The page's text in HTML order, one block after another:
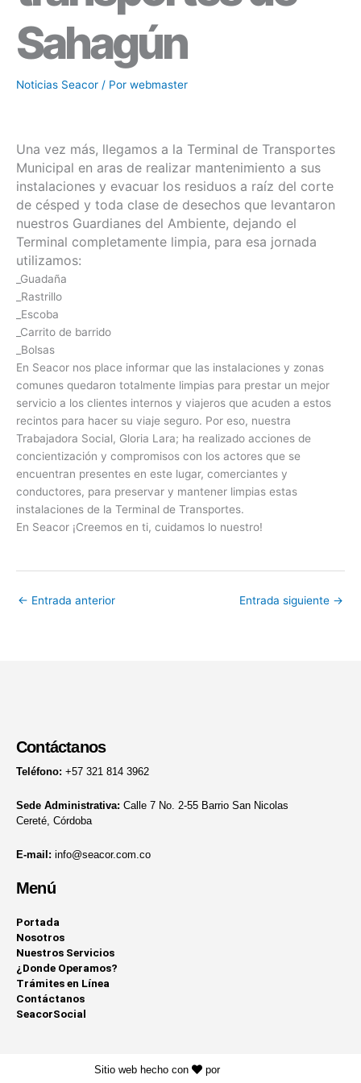
Sahagún
Noticias Seacor / Por webmaster
Una vez más, llegamos a la Terminal de Transportes
Municipal en aras de realizar mantenimiento a sus
instalaciones y evacuar los residuos a raíz del corte
de césped y toda clase de desechos que levantaron
nuestros Guardianes del Ambiente, dejando el
Terminal completamente limpia, para esa jornada
utilizamos:
_Guadaña
_Rastrillo
_Escoba
_Carrito de barrido
_Bolsas
En Seacor nos place informar que las instalaciones y zonas
comunes quedaron totalmente limpias para prestar un mejor
servicio a los clientes internos y viajeros que acuden a estos
recintos para hacer su viaje seguro. Por eso, nuestra
Trabajadora Social, Gloria Lara; ha realizado acciones de
concientización y compromisos con los actores que se
encuentran presentes en este lugar, comerciantes y
conductores, para preservar y mantener limpias estas
instalaciones de la Terminal de Transportes.
En Seacor ¡Creemos en ti, cuidamos lo nuestro!
← Entrada anterior Entrada siguiente →
Contáctanos
Teléfono: +57 321 814 3962
Sede Administrativa: Calle 7 No. 2-55 Barrio San Nicolas
Cereté, Córdoba
E-mail: info@seacor.com.co
Menú
Portada
Nosotros
Nuestros Servicios
¿Donde Operamos?
Trámites en Línea
Contáctanos
SeacorSocial
Sitio web hecho con por